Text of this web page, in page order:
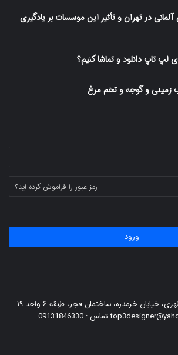
در تهران و تأثیر این موسسات بر یادگیری
لپ تاپ دانلود و تماشا کنیم؟
رمز عبور را فراموش کرده اید؟
ورود
تهران، خیابان شهید مطهری، خیابان خرمدره، ساختمان فجر، طبقه ۶ واحد ۱۹